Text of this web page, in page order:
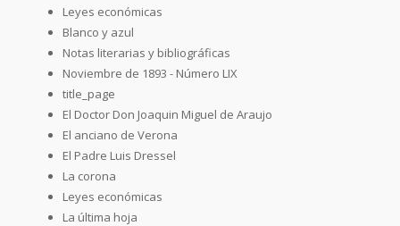
Leyes económicas
Blanco y azul
Notas literarias y bibliográficas
Noviembre de 1893 - Número LIX
title_page
El Doctor Don Joaquin Miguel de Araujo
El anciano de Verona
El Padre Luis Dressel
La corona
Leyes económicas
La última hoja